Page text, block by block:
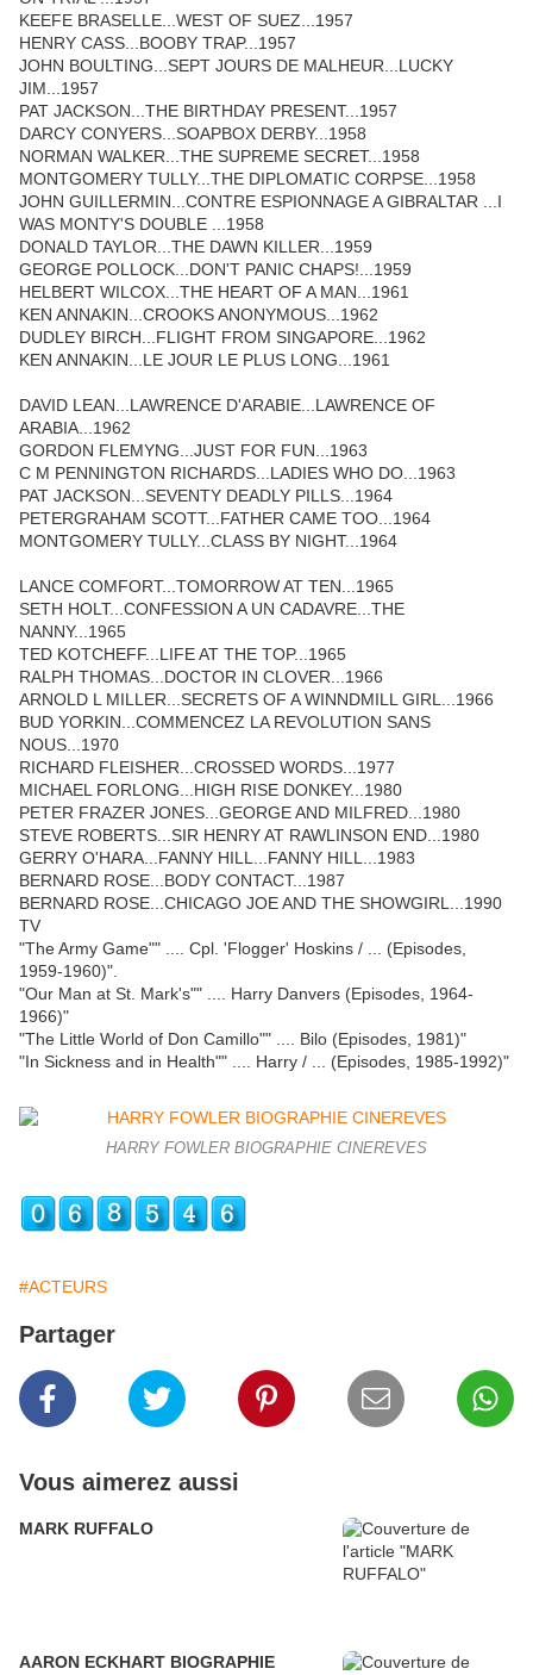
KEEFE BRASELLE...WEST OF SUEZ...1957
HENRY CASS...BOOBY TRAP...1957
JOHN BOULTING...SEPT JOURS DE MALHEUR...LUCKY
JIM...1957
PAT JACKSON...THE BIRTHDAY PRESENT...1957
DARCY CONYERS...SOAPBOX DERBY...1958
NORMAN WALKER...THE SUPREME SECRET...1958
MONTGOMERY TULLY...THE DIPLOMATIC CORPSE...1958
JOHN GUILLERMIN...CONTRE ESPIONNAGE A GIBRALTAR ...I
WAS MONTY'S DOUBLE ...1958
DONALD TAYLOR...THE DAWN KILLER...1959
GEORGE POLLOCK...DON'T PANIC CHAPS!...1959
HELBERT WILCOX...THE HEART OF A MAN...1961
KEN ANNAKIN...CROOKS ANONYMOUS...1962
DUDLEY BIRCH...FLIGHT FROM SINGAPORE...1962
KEN ANNAKIN...LE JOUR LE PLUS LONG...1961
DAVID LEAN...LAWRENCE D'ARABIE...LAWRENCE OF
ARABIA...1962
GORDON FLEMYNG...JUST FOR FUN...1963
C M PENNINGTON RICHARDS...LADIES WHO DO...1963
PAT JACKSON...SEVENTY DEADLY PILLS...1964
PETERGRAHAM SCOTT...FATHER CAME TOO...1964
MONTGOMERY TULLY...CLASS BY NIGHT...1964
LANCE COMFORT...TOMORROW AT TEN...1965
SETH HOLT...CONFESSION A UN CADAVRE...THE
NANNY...1965
TED KOTCHEFF...LIFE AT THE TOP...1965
RALPH THOMAS...DOCTOR IN CLOVER...1966
ARNOLD L MILLER...SECRETS OF A WINNDMILL GIRL...1966
BUD YORKIN...COMMENCEZ LA REVOLUTION SANS
NOUS...1970
RICHARD FLEISHER...CROSSED WORDS...1977
MICHAEL FORLONG...HIGH RISE DONKEY...1980
PETER FRAZER JONES...GEORGE AND MILFRED...1980
STEVE ROBERTS...SIR HENRY AT RAWLINSON END...1980
GERRY O'HARA...FANNY HILL...FANNY HILL...1983
BERNARD ROSE...BODY CONTACT...1987
BERNARD ROSE...CHICAGO JOE AND THE SHOWGIRL...1990
TV
"The Army Game"" .... Cpl. 'Flogger' Hoskins / ... (Episodes,
1959-1960)".
"Our Man at St. Mark's"" .... Harry Danvers (Episodes, 1964-
1966)"
"The Little World of Don Camillo"" .... Bilo (Episodes, 1981)"
"In Sickness and in Health"" .... Harry / ... (Episodes, 1985-1992)"
HARRY FOWLER BIOGRAPHIE CINEREVES
#ACTEURS
Partager
Vous aimerez aussi
MARK RUFFALO
AARON ECKHART BIOGRAPHIE